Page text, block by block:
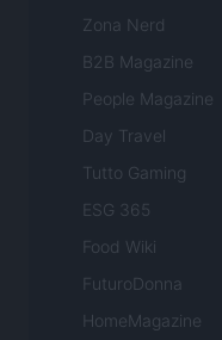
Zona Nerd
B2B Magazine
People Magazine
Day Travel
Tutto Gaming
ESG 365
Food Wiki
FuturoDonna
HomeMagazine